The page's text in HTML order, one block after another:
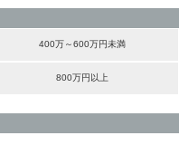
400万～600万円未満
800万円以上